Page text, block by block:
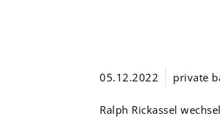
05.12.2022 private
Ralph Rickassel